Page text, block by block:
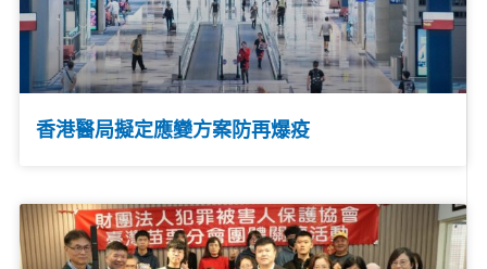
香港醫局擬定應變方案防再爆疫